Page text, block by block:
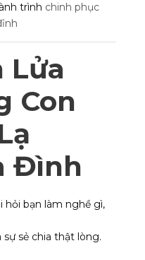
trình chinh phục
Lửa
Con
Đình
hỏi bạn làm nghề gì,
sẻ chia thật lòng.